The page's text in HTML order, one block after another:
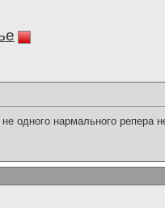
одного нармального репера